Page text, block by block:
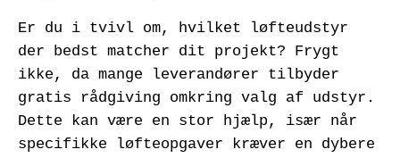
Er du i tvivl om, hvilket løfteudstyr
der bedst matcher dit projekt? Frygt
ikke, da mange leverandører tilbyder
gratis rådgiving omkring valg af udstyr.
Dette kan være en stor hjælp, især når
specifikke løfteopgaver kræver en dybere